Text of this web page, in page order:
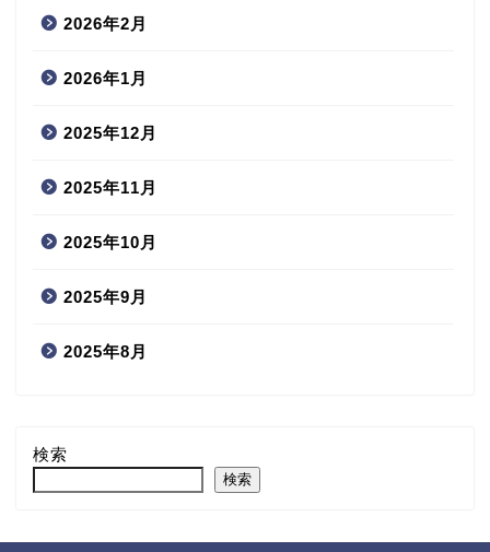
2026年2月
2026年1月
2025年12月
2025年11月
2025年10月
2025年9月
2025年8月
検索
検索